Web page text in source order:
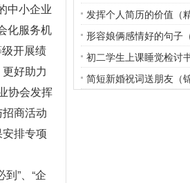
中小企业
化服务机
开展绩
好助力
协会发挥
商活动
排专项
”、“企
发挥个人简历的价值（
形容娘俩感情好的句子
初二学生上课睡觉检讨
简短新婚祝词送朋友（